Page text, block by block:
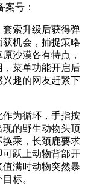
案号：
套索升级后获得弹
机会，捕捉策略
沙漠各有特点，
菜单功能开启后
趣的网友赶紧下
为循环，手指按
的野生动物头顶
换乘，长颈鹿要求
跃上动物背部开
满时动物突然暴
标。